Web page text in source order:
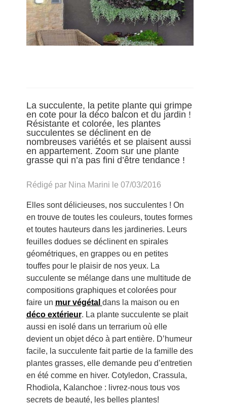
La succulente, la petite plante qui grimpe
en cote pour la déco balcon et du jardin !
Résistante et colorée, les plantes
succulentes se déclinent en de
nombreuses variétés et se plaisent aussi
en appartement. Zoom sur une plante
grasse qui n’a pas fini d’être tendance !
Rédigé par Nina Marini le 07/03/2016
Elles sont délicieuses, nos succulentes ! On
en trouve de toutes les couleurs, toutes formes
et toutes hauteurs dans les jardineries. Leurs
feuilles dodues se déclinent en spirales
géométriques, en grappes ou en petites
touffes pour le plaisir de nos yeux. La
succulente se mélange dans une multitude de
compositions graphiques et colorées pour
faire un mur végétal dans la maison ou en
déco extérieur. La plante succulente se plait
aussi en isolé dans un terrarium où elle
devient un objet déco à part entière. D’humeur
facile, la succulente fait partie de la famille des
plantes grasses, elle demande peu d’entretien
en été comme en hiver. Cotyledon, Crassula,
Rhodiola, Kalanchoe : livrez-nous tous vos
secrets de beauté, les belles plantes!